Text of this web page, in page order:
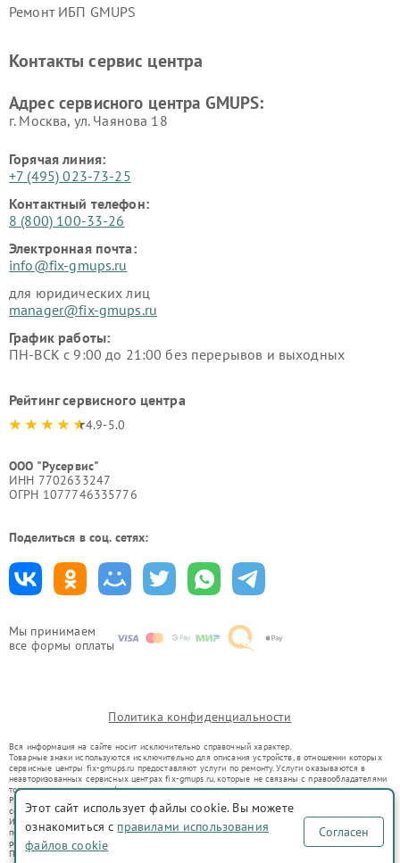
Мы принимаем
все формы оплаты
Ремонт ИБП GMUPS
Контакты сервис центра
Адрес сервисного центра GMUPS:
г. Москва, ул. Чаянова 18
Горячая линия:
+7 (495) 023-73-25
Контактный телефон:
8 (800) 100-33-26
Электронная почта:
info@fix-gmups.ru
для юридических лиц
manager@fix-gmups.ru
График работы:
ПН-ВСК с 9:00 до 21:00 без перерывов и выходных
Рейтинг сервисного центра
4.9-5.0
ООО "Русервис"
ИНН 7702633247
ОГРН 1077746335776
Поделиться в соц. сетях:
Политика конфиденциальности
Вся информация на сайте носит исключительно справочный характер.
Товарные знаки используются исключительно для описания устройств, в отношении которых
сервисные центры fix-gmups.ru предоставляют услуги по ремонту. Услуги оказываются в
неавторизованных сервисных центрах fix-gmups.ru, которые не связаны с правообладателями
товарных знаков или их официальными представителями.
Ремонт осуществляется для устройств, уже введенных в гражданский оборот в соответствии
со статьей 1487 ГК РФ.
Использование товарных знаков не преследует цели индивидуализации услуг или введения
потребителей в заблуждение, а служит для информирования о предоставляемых услугах по
ремонту техники указанных брендов.
Представленная на сайте информация не является публичной офертой, определяемой
Этот сайт использует файлы cookie. Вы можете
ознакомиться с правилами использования
файлов cookie
Согласен